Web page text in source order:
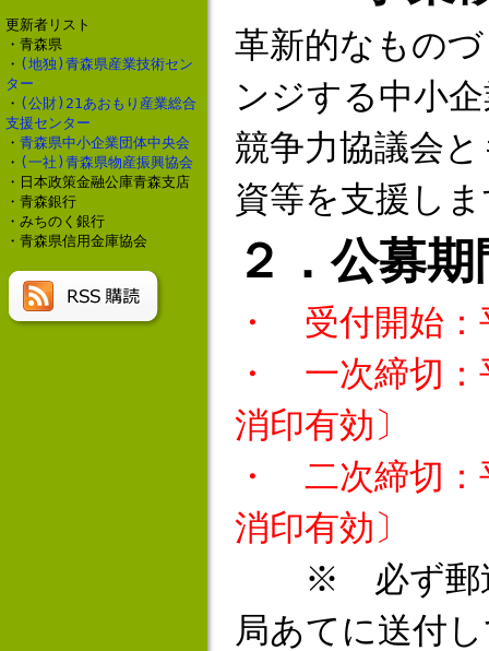
更新者リスト
・青森県
・ (地独)青森県産業技術セン
ター
・ (公財)21あおもり産業総合
支援センター
・ 青森県中小企業団体中央会
・ (一社)青森県物産振興協会
・日本政策金融公庫青森支店
・青森銀行
・みちのく銀行
・青森県信用金庫協会
革新的なもの
ンジする中小
競争力協議会
資等を支援し
２．公募期
・ 受付開始：
・ 一次締切：
消印有効〕
・ 二次締切：
消印有効〕
※ 必ず郵送
局あてに送付